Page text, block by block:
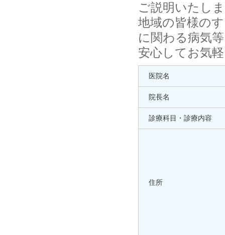
ご説明いたし
地域の皆様の
に関わる病気
安心してお気
医院名
院長名
診療科目・診療内容
住所